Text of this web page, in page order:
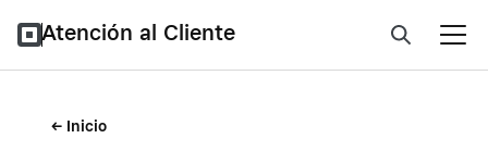
Atención al Cliente
Inicio